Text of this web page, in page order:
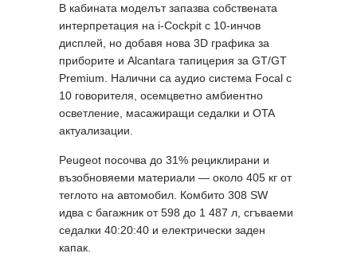
В кабината моделът запазва собствената
интерпретация на i-Cockpit с 10-инчов
дисплей, но добавя нова 3D графика за
приборите и Alcantara тапицерия за GT/GT
Premium. Налични са аудио система Focal с
10 говорителя, осемцветно амбиентно
осветление, масажиращи седалки и OTA
актуализации.
Peugeot посочва до 31% рециклирани и
възобновяеми материали — около 405 кг от
теглото на автомобил. Комбито 308 SW
идва с багажник от 598 до 1 487 л, сгъваеми
седалки 40:20:40 и електрически заден
капак.